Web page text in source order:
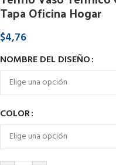
Tapa Oficina Hogar
$4,76
NOMBRE DEL DISEÑO
COLOR